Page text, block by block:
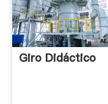
Giro Didáctico